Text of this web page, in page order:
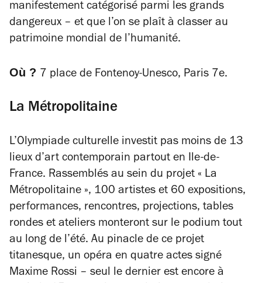
manifestement catégorisé parmi les grands
dangereux – et que l’on se plaît à classer au
patrimoine mondial de l’humanité.
Où ? 7 place de Fontenoy-Unesco, Paris 7e.
La Métropolitaine
L’Olympiade culturelle investit pas moins de 13
lieux d’art contemporain partout en Ile-de-
France. Rassemblés au sein du projet « La
Métropolitaine », 100 artistes et 60 expositions,
performances, rencontres, projections, tables
rondes et ateliers monteront sur le podium tout
au long de l’été. Au pinacle de ce projet
titanesque, un opéra en quatre actes signé
Maxime Rossi – seul le dernier est encore à